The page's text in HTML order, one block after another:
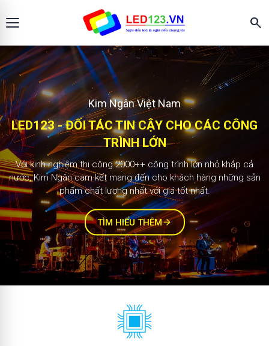
search
2.000+ công trình
Màn hình LED123
KIM NGÂN - ĐỐI TÁC TIN CẬY CHO CÁC
CÔNG TRÌNH LỚN
Với kinh nghiệm thi công 1000++ công trình lớn nhỏ khắp cả
nước, Kim Ngân cam kết mang đến cho khách hàng những sản
phẩm chất lượng nhất với giá tốt nhất.
TÌM HIỂU THÊM